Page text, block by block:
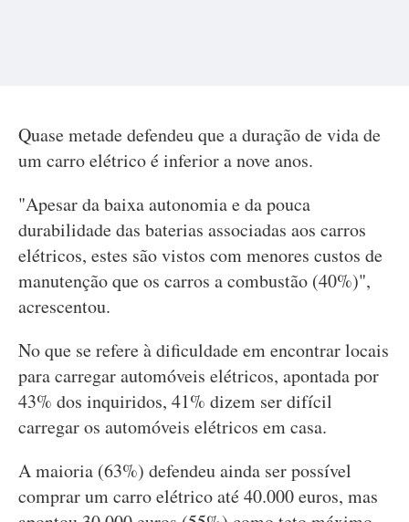
Quase metade defendeu que a duração de vida de
um carro elétrico é inferior a nove anos.
"Apesar da baixa autonomia e da pouca
durabilidade das baterias associadas aos carros
elétricos, estes são vistos com menores custos de
manutenção que os carros a combustão (40%)",
acrescentou.
No que se refere à dificuldade em encontrar locais
para carregar automóveis elétricos, apontada por
43% dos inquiridos, 41% dizem ser difícil
carregar os automóveis elétricos em casa.
A maioria (63%) defendeu ainda ser possível
comprar um carro elétrico até 40.000 euros, mas